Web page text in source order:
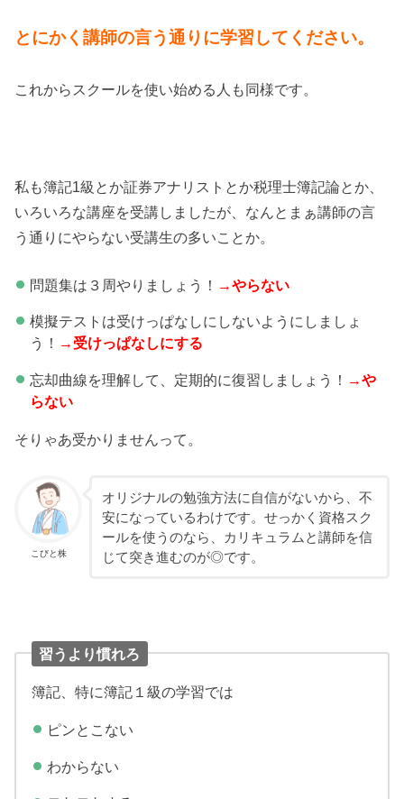
とにかく講師の言う通りに学習してください。
これからスクールを使い始める人も同様です。
私も簿記1級とか証券アナリストとか税理士簿記論とか、
いろいろな講座を受講しましたが、なんとまぁ講師の言
う通りにやらない受講生の多いことか。
問題集は３周やりましょう！ →やらない
模擬テストは受けっぱなしにしないようにしましょ
う！ →受けっぱなしにする
忘却曲線を理解して、定期的に復習しましょう！ →や
らない
そりゃあ受かりませんって。
こびと株
オリジナルの勉強方法に自信がないから、不
安になっているわけです。せっかく資格スク
ールを使うのなら、カリキュラムと講師を信
じて突き進むのが◎です。
習うより慣れろ
簿記、特に簿記１級の学習では
ピンとこない
わからない